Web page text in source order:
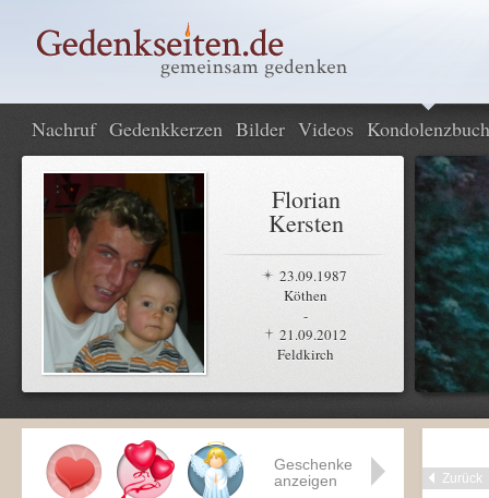
Nachruf Gedenkkerzen Bilder Videos Kondolenzbuch
Florian
Kersten
23.09.1987
Köthen
-
21.09.2012
Feldkirch
Zurück
Geschenke
anzeigen